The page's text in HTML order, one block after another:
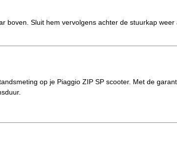
boven. Sluit hem vervolgens achter de stuurkap weer
op je Piaggio ZIP SP scooter. Met de